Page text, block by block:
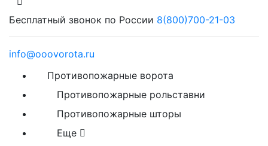
Бесплатный звонок по России 8(800)700-21-03
info@ooovorota.ru
Противопожарные ворота
Противопожарные рольставни
Противопожарные шторы
Еще